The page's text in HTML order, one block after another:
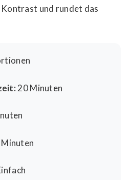
und rundet das
20 Minuten